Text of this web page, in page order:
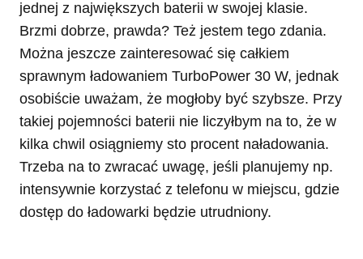
jednej z największych baterii w swojej klasie.
Brzmi dobrze, prawda? Też jestem tego zdania.
Można jeszcze zainteresować się całkiem
sprawnym ładowaniem TurboPower 30 W, jednak
osobiście uważam, że mogłoby być szybsze. Przy
takiej pojemności baterii nie liczyłbym na to, że w
kilka chwil osiągniemy sto procent naładowania.
Trzeba na to zwracać uwagę, jeśli planujemy np.
intensywnie korzystać z telefonu w miejscu, gdzie
dostęp do ładowarki będzie utrudniony.